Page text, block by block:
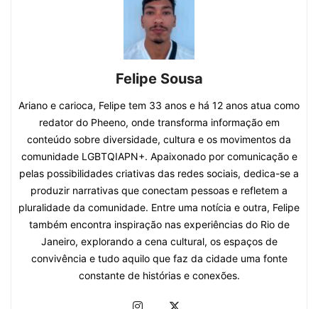
Felipe Sousa
Ariano e carioca, Felipe tem 33 anos e há 12 anos atua como
redator do Pheeno, onde transforma informação em
conteúdo sobre diversidade, cultura e os movimentos da
comunidade LGBTQIAPN+. Apaixonado por comunicação e
pelas possibilidades criativas das redes sociais, dedica-se a
produzir narrativas que conectam pessoas e refletem a
pluralidade da comunidade. Entre uma notícia e outra, Felipe
também encontra inspiração nas experiências do Rio de
Janeiro, explorando a cena cultural, os espaços de
convivência e tudo aquilo que faz da cidade uma fonte
constante de histórias e conexões.